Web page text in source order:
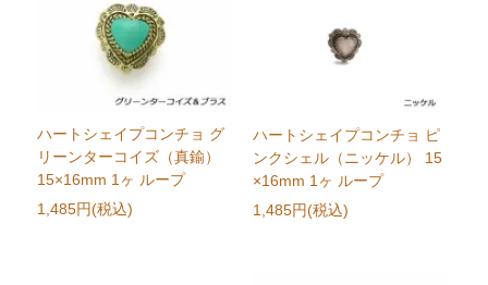
ハートシェイプコンチョ グ
リーンターコイズ（真鍮）
15×16mm 1ヶ ループ
1,485円(税込)
ハートシェイプコンチョ ピ
ンクシェル（ニッケル） 15
×16mm 1ヶ ループ
1,485円(税込)